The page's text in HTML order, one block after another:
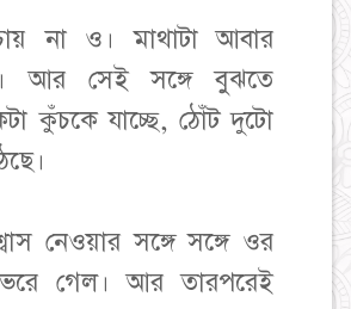
না ও। মাথাটা আবার
আর সেই সঙ্গে বুঝতে
কুঁচকে যাচ্ছে, ঠোঁট দুটো
নেওয়ার সঙ্গে সঙ্গে ওর
গেল। আর তারপরেই